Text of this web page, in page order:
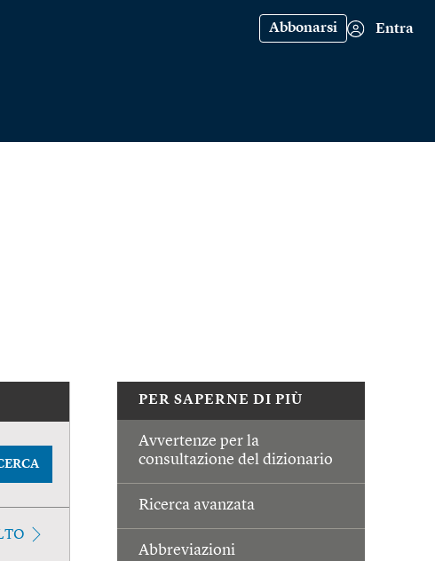
Abbonarsi Entra
PER SAPERNE DI PIÙ
Avvertenze per la
consultazione del dizionario
Ricerca avanzata
Abbreviazioni